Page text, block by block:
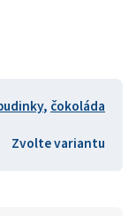
, čokoláda
Zvolte variantu